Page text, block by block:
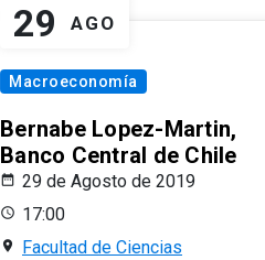
29 AGO
Macroeconomía
Bernabe Lopez-Martin,
Banco Central de Chile
29 de Agosto de 2019
17:00
Facultad de Ciencias